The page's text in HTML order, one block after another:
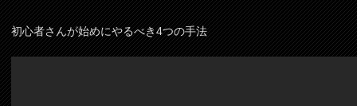
初心者さんが始めにやるべき4つの手法